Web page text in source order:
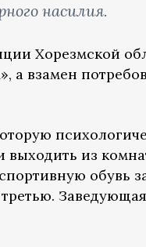
насилия.
Хорезмской
взамен
из
обувь